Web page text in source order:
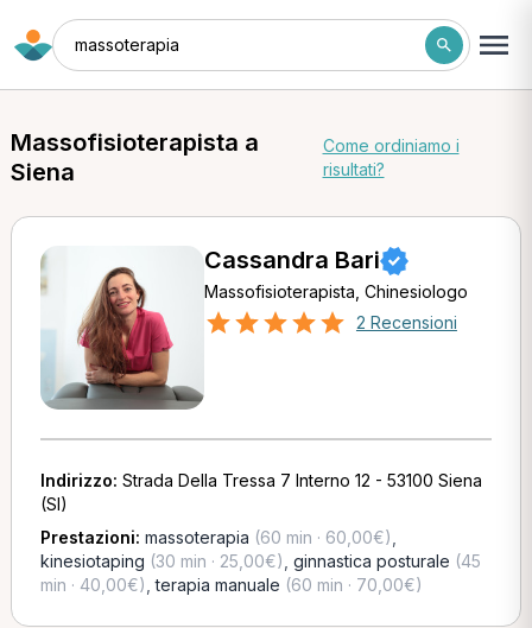
massoterapia
Massofisioterapista a
Siena
Come ordiniamo i
risultati?
Cassandra Bari
Massofisioterapista, Chinesiologo
2 Recensioni
Indirizzo: Strada Della Tressa 7 Interno 12 - 53100 Siena
(SI)
Prestazioni: massoterapia (60 min · 60,00€)
kinesiotaping (30 min · 25,00€) ginnastica posturale (45
min · 40,00€) ,terapia manuale (60 min · 70,00€)